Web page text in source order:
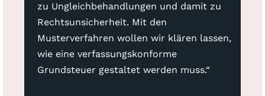
zu Ungleichbehandlungen und damit zu
Rechtsunsicherheit. Mit den
Musterverfahren wollen wir klären lassen,
wie eine verfassungskonforme
Grundsteuer gestaltet werden muss.“